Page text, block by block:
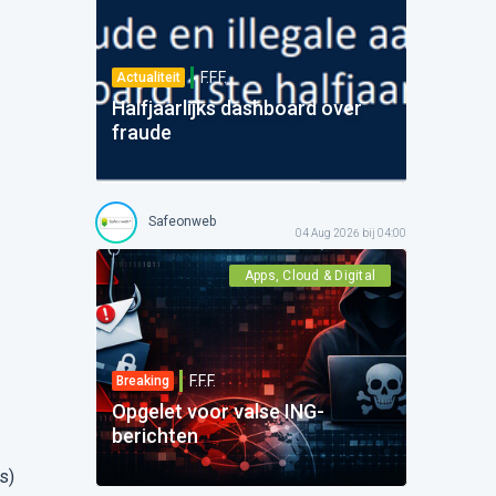
)
Actualiteit F.F.F.
Halfjaarlijks dashboard over
fraude
Safeonweb
04 Aug 2026 bij 04:00
Apps, Cloud & Digital
Breaking F.F.F.
Opgelet voor valse ING-
berichten